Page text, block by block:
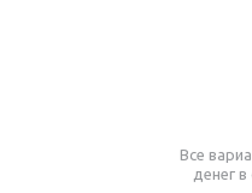
Все
денег